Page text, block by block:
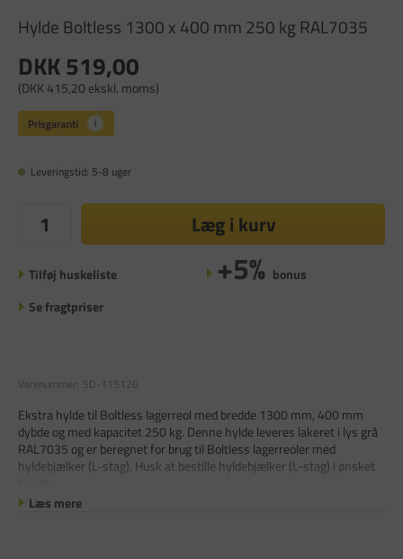
Hylde Boltless 1300 x 400 mm 250 kg RAL7035
DKK 519,00
(DKK 415,20 ekskl. moms)
Leveringstid: 5-8 uger
Læg i kurv
Tilføj huskeliste +5% bonus
Se fragtpriser
Varenummer: SD-115126
Ekstra hylde til Boltless lagerreol med bredde 1300 mm, 400 mm
dybde og med kapacitet 250 kg. Denne hylde leveres lakeret i lys grå
RAL7035 og er beregnet for brug til Boltless lagerreoler med
hyldebjælker (L-stag). Husk at bestille hyldebjælker (L-stag) i ønsket
Læs mere